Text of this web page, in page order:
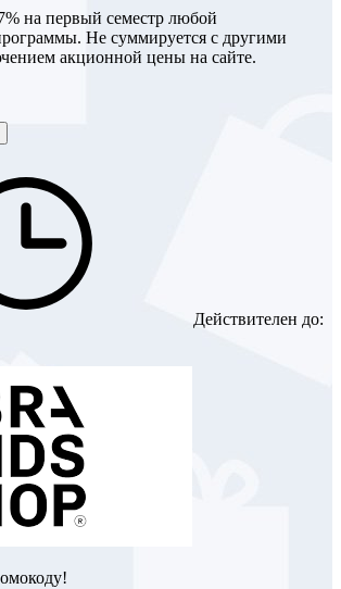
на первый семестр любой
Не суммируется с другими
акционной цены на сайте.
Действителен до: